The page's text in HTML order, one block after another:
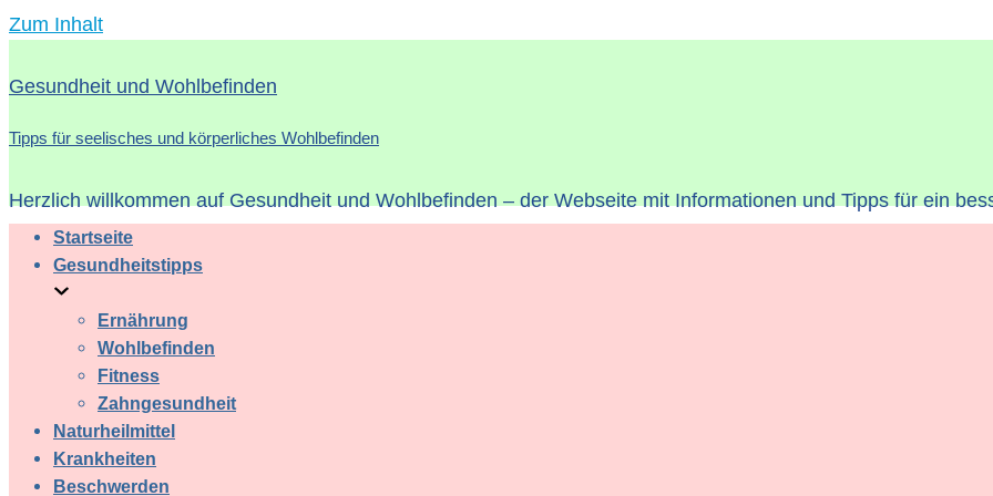
Zum Inhalt
Gesundheit und Wohlbefinden
Tipps für seelisches und körperliches Wohlbefinden
Herzlich willkommen auf Gesundheit und Wohlbefinden – der Webseite mit Informationen und Tipps für ein
Startseite
Gesundheitstipps
Ernährung
Wohlbefinden
Fitness
Zahngesundheit
Naturheilmittel
Krankheiten
Beschwerden